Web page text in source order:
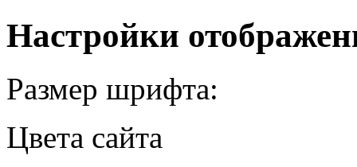
Настройки
Размер шрифта:
Цвета сайта